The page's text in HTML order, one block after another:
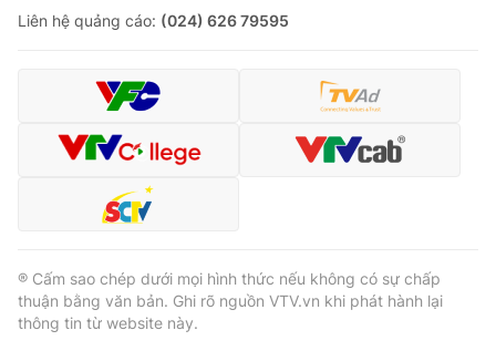
Liên hệ quảng cáo: (024) 626 79595
® Cấm sao chép dưới mọi hình thức nếu không có sự chấp
thuận bằng văn bản. Ghi rõ nguồn VTV.vn khi phát hành lại
thông tin từ website này.